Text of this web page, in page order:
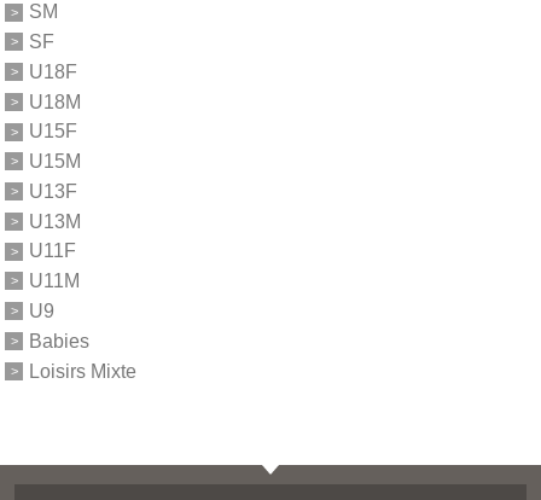
SM
SF
U18F
U18M
U15F
U15M
U13F
U13M
U11F
U11M
U9
Babies
Loisirs Mixte